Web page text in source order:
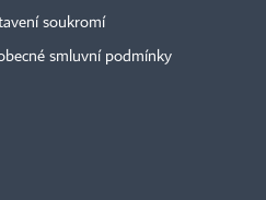
soukromí
smluvní podmínky